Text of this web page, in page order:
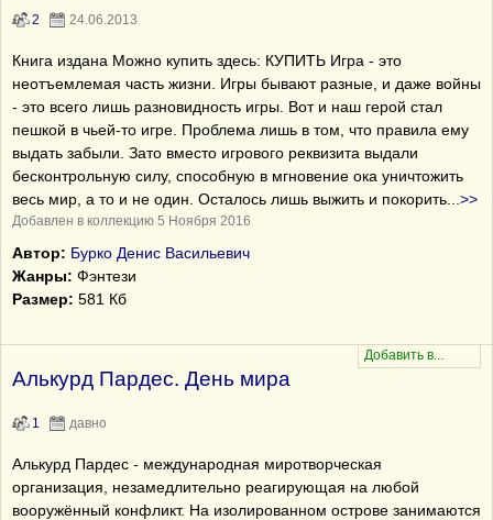
2 24.06.2013
Книга издана Можно купить здесь: КУПИТЬ Игра - это
неотъемлемая часть жизни. Игры бывают разные, и даже войны
- это всего лишь разновидность игры. Вот и наш герой стал
пешкой в чьей-то игре. Проблема лишь в том, что правила ему
выдать забыли. Зато вместо игрового реквизита выдали
бесконтрольную силу, способную в мгновение ока уничтожить
весь мир, а то и не один. Осталось лишь выжить и покорить
>>
Добавлен в коллекцию 5 Ноября 2016
Автор: Бурко Денис Васильевич
Жанры: Фэнтези
Размер: 581 Кб
Алькурд Пардес. День мира
1 давно
Алькурд Пардес - международная миротворческая
организация, незамедлительно реагирующая на любой
вооружённый конфликт. На изолированном острове занимаются